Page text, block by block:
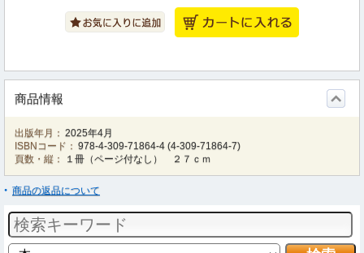
商品情報
出版年月： 2025年4月
ISBNコード： 978-4-309-71864-4 (4-309-71864-7)
頁数・縦：
１冊（ページ付なし） ２７ｃｍ
商品の返品について